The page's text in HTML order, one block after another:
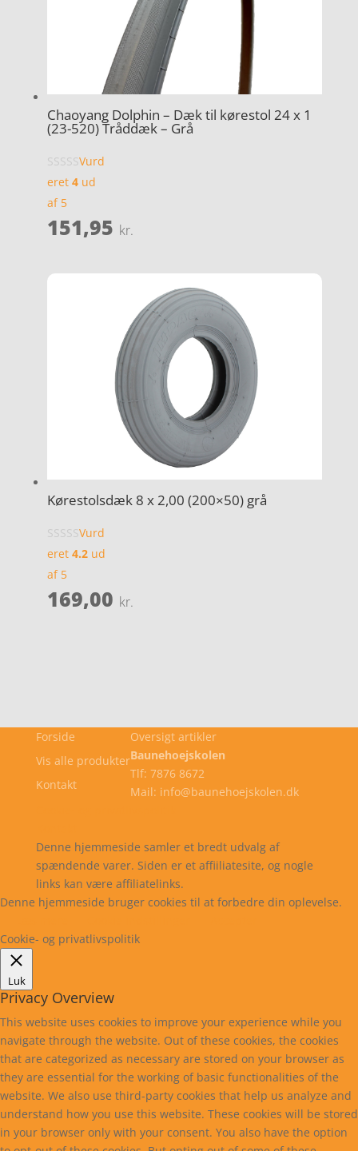
Chaoyang Dolphin – Dæk til kørestol 24 x 1
(23-520) Tråddæk – Grå
Vurd
eret 4ud
af 5
151,95 kr.
Kørestolsdæk 8 x 2,00 (200×50) grå
Vurd
eret 4.2ud
af 5
169,00 kr.
Forside
Vis alle produkter
Kontakt
Oversigt artikler
Baunehoejskolen
Tlf: 7876 8672
Mail: info@baunehoejskolen.dk
Denne hjemmeside samler et bredt udvalg af
spændende varer. Siden er et affiiliatesite, og nogle
links kan være affiliatelinks.
Denne hjemmeside bruger cookies til at forbedre din oplevelse.
Cookie- og privatlivspolitik
Luk
Privacy Overview
This website uses cookies to improve your experience while you
navigate through the website. Out of these cookies, the cookies
that are categorized as necessary are stored on your browser as
they are essential for the working of basic functionalities of the
website. We also use third-party cookies that help us analyze and
understand how you use this website. These cookies will be stored
in your browser only with your consent. You also have the option